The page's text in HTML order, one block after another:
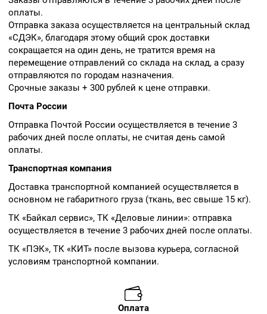
оплаты.
Отправка заказа осуществляется на центральный склад
«СДЭК», благодаря этому общий срок доставки
сокращается на один день, не тратится время на
перемещение отправлений со склада на склад, а сразу
отправляются по городам назначения.
Срочные заказы + 300 рублей к цене отправки.
Почта России
Отправка Почтой России осуществляется в течение 3
рабочих дней после оплаты, не считая день самой
оплаты.
Транспортная компания
Доставка транспортной компанией осуществляется в
основном не габаритного груза (ткань, вес свыше 15 кг).
ТК «Байкал сервис», ТК «Деловые линии»: отправка
осуществляется в течение 3 рабочих дней после оплаты.
ТК «ПЭК», ТК «КИТ» после вызова курьера, согласной
условиям транспортной компании.
Оплата